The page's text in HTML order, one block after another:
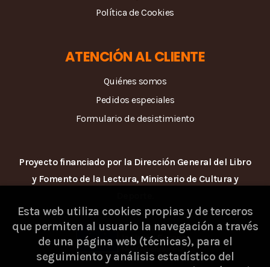
Política de Cookies
ATENCIÓN AL CLIENTE
Quiénes somos
Pedidos especiales
Formulario de desistimiento
Proyecto financiado por la Dirección General del Libro
y Fomento de la Lectura, Ministerio de Cultura y
Esta web utiliza cookies propias y de terceros
que permiten al usuario la navegación a través
de una página web (técnicas), para el
seguimiento y análisis estadístico del